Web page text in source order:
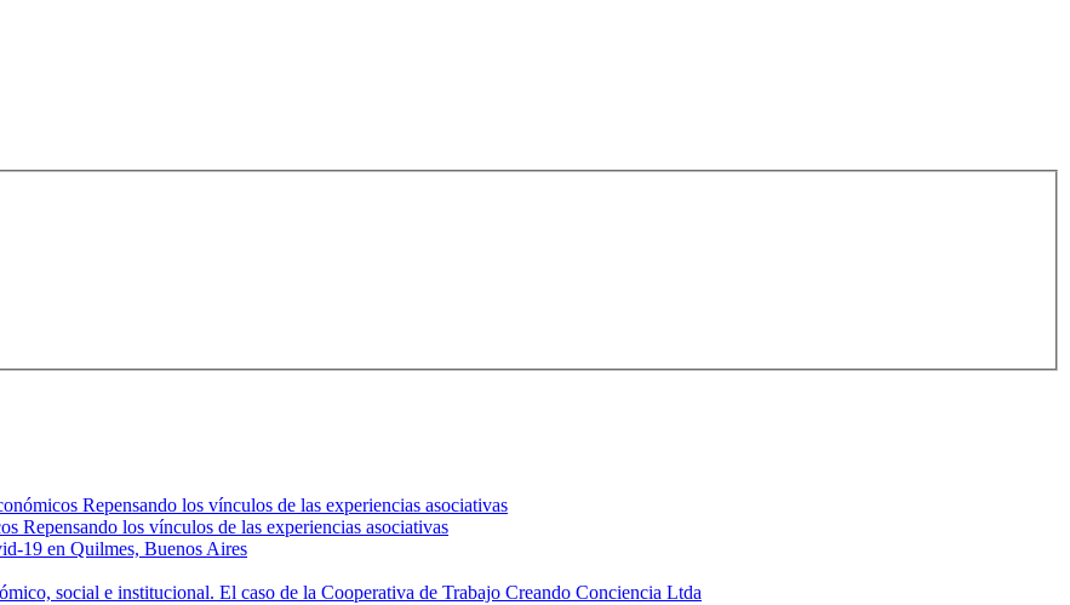
Repensando los vínculos de las experiencias asociativas
Repensando los vínculos de las experiencias asociativas
19 en Quilmes, Buenos Aires
social e institucional. El caso de la Cooperativa de Trabajo Creando Conciencia Ltda